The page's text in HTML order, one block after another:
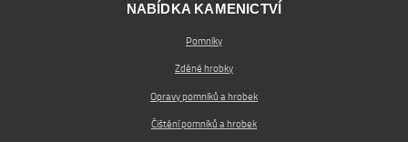
NABÍDKA KAMENICTVÍ
Pomníky
Zděné hrobky
Opravy pomníků a hrobek
Čištění pomníků a hrobek